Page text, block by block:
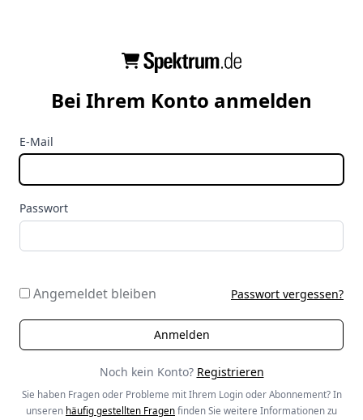
Bei Ihrem Konto anmelden
E-Mail
Passwort
Angemeldet bleiben Passwort vergessen?
Noch kein Konto? Registrieren
Sie haben Fragen oder Probleme mit Ihrem Login oder Abonnement? In
unseren häufig gestellten Fragen finden Sie weitere Informationen zu